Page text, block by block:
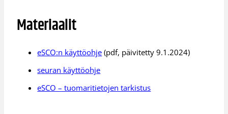
Materiaalit
eSCO:n käyttöohje (pdf, päivitetty 9.1.2024)
seuran käyttöohje
eSCO – tuomaritietojen tarkistus